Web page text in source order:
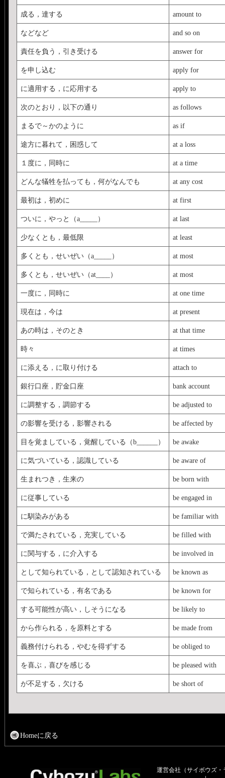
成る，達する amount to
などなど and so on
責任を負う，引き受ける answer for
を申し込む apply for
に適用する，に応用する apply to
次のとおり，以下の通り as follows
まるで～かのように as if
途方に暮れて，困惑して at a loss
１度に，同時に at a time
どんな犠牲を払っても，何がなんでも at any cost
最初は，初めに at first
ついに，やっと（a_____） at last
少なくとも，最低限 at least
多くとも，せいぜい（a_____） at most
多くとも，せいぜい（at____） at most
一度に，同時に at one time
現在は，今は at present
あの時は，そのとき at that time
時々 at times
に添える，に取り付ける attach to
銀行口座，貯金口座 bank account
に調整する，調節する be adjusted to
の影響を受ける，影響される be affected by
目を覚ましている，覚醒している（b______） be awake
に気づいている，認識している be aware of
生まれつき，生来の be born with
に従事している be engaged in
に馴染みがある be familiar with
で満たされている，充実している be filled with
に関与する，に介入する be involved in
として知られている，として認知されている be known as
で知られている，有名である be known for
する可能性が高い，しそうになる be likely to
から作られる，を原料とする be made from
義務付けられる，やむを得ずする be obliged to
を喜ぶ，喜びを感じる be pleased with
が不足する，欠ける be short of
Homeに戻る
運営会社（サイボウズ・